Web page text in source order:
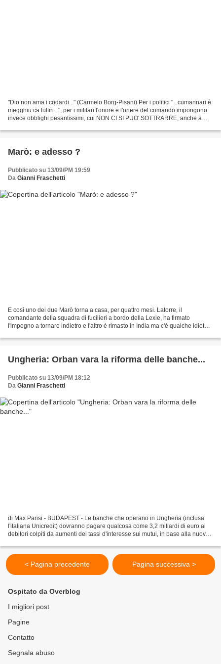
"Dio non ama i codardi..." (Carmelo Borg-Pisani) Per i politici "...cumannari è
megghiu ca futtiri...", per i militari l'onore e l'onere del comando impongono
invece obblighi pesantissimi, cui NON CI SI PUO' SOTTRARRE, anche a
Marò: e adesso ?
Pubblicato su 13/09/PM 19:59
Da Gianni Fraschetti
E così uno dei due Marò torna a casa, per quattro mesi. Latorre, il
comandante della squadra di fucilieri a bordo della Lexie, ha firmato
l'impegno a tornare indietro e l'altro è rimasto in India ma c'è qualche idiota
Ungheria: Orban vara la riforma delle banche...
Pubblicato su 13/09/PM 18:12
Da Gianni Fraschetti
di Max Parisi - BUDAPEST - Le banche che operano in Ungheria (inclusa
l'italiana Unicredit) dovranno pagare qualcosa come 3,2 miliardi di euro ai
debitori colpiti da aumenti dei tassi d'interesse sui mutui, in base alla nuova
< Pagina precedente Pagina successiva >
Ospitato da Overblog
I migliori post
Pagine
Contatto
Segnala abuso